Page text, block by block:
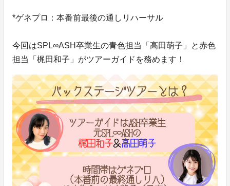
*ゲネプロ：本番前最後の通しリハーサル
今回はSPL∞ASH卒業生の青色担当「高田萌子」と赤色
担当「梶田和子」がツアーガイドを務めます！